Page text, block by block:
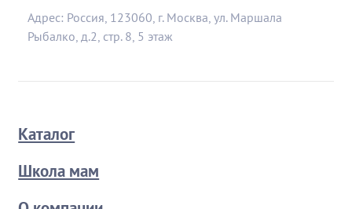
Адрес: Россия, 123060, г. Москва, ул. Маршала
Рыбалко, д.2, стр. 8, 5 этаж
Каталог
Школа мам